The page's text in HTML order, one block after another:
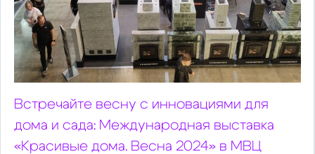
Встречайте весну с инновациями для
дома и сада: Международная выставка
«Красивые дома. Весна 2024» в МВЦ